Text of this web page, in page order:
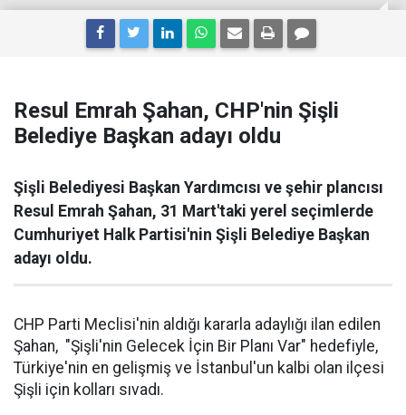
Resul Emrah Şahan, CHP'nin Şişli
Belediye Başkan adayı oldu
Şişli Belediyesi Başkan Yardımcısı ve şehir plancısı
Resul Emrah Şahan, 31 Mart'taki yerel seçimlerde
Cumhuriyet Halk Partisi'nin Şişli Belediye Başkan
adayı oldu.
CHP Parti Meclisi'nin aldığı kararla adaylığı ilan edilen
Şahan, "Şişli'nin Gelecek İçin Bir Planı Var" hedefiyle,
Türkiye'nin en gelişmiş ve İstanbul'un kalbi olan ilçesi
Şişli için kolları sıvadı.